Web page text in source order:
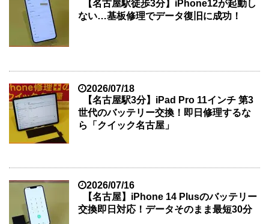
【名古屋駅徒歩3分】iPhone12が起動し
ない…基板修理でデータ復旧に成功！
2026/07/18
【名古屋駅3分】iPad Pro 11インチ 第3
世代のバッテリー交換！即日修理するな
ら「クイック名古屋」
2026/07/16
【名古屋】iPhone 14 Plusのバッテリー
交換即日対応！データそのまま最短30分